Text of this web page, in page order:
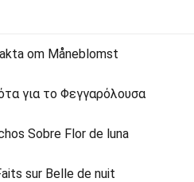
om Måneblomst
για το Φεγγαρόλουσα
Sobre Flor de luna
sur Belle de nuit